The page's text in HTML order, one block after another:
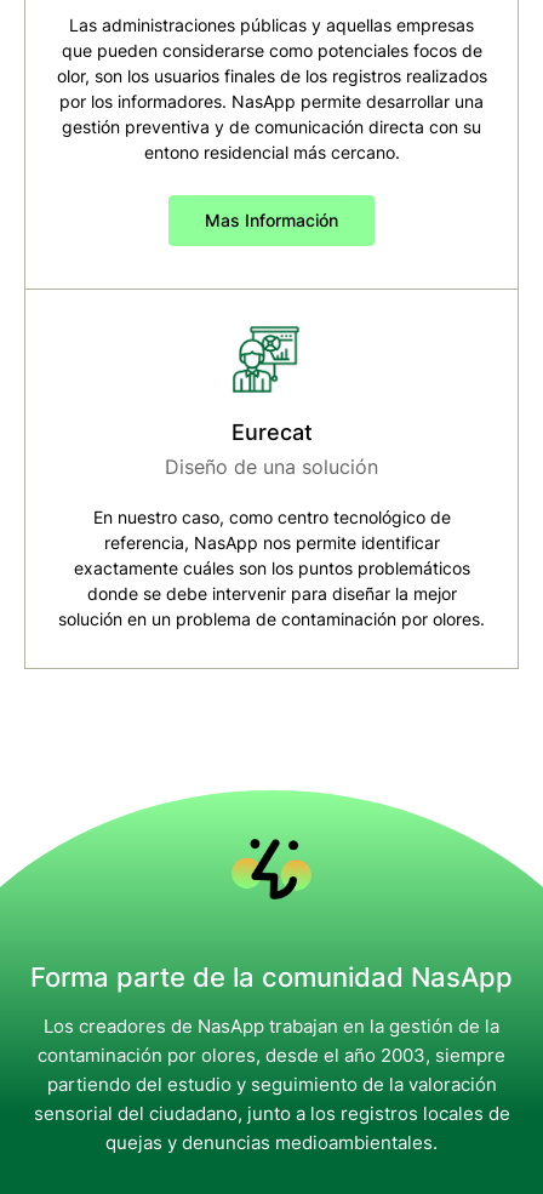
Las administraciones públicas y aquellas empresas
que pueden considerarse como potenciales focos de
olor, son los usuarios finales de los registros realizados
por los informadores. NasApp permite desarrollar una
gestión preventiva y de comunicación directa con su
entono residencial más cercano.
Mas Información
Eurecat
Diseño de una solución
En nuestro caso, como centro tecnológico de
referencia, NasApp nos permite identificar
exactamente cuáles son los puntos problemáticos
donde se debe intervenir para diseñar la mejor
solución en un problema de contaminación por olores.
Forma parte de la comunidad NasApp
Los creadores de NasApp trabajan en la gestión de la
contaminación por olores, desde el año 2003, siempre
partiendo del estudio y seguimiento de la valoración
sensorial del ciudadano, junto a los registros locales de
quejas y denuncias medioambientales.